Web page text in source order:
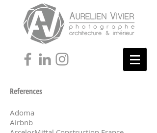
References
Adoma
Airbnb